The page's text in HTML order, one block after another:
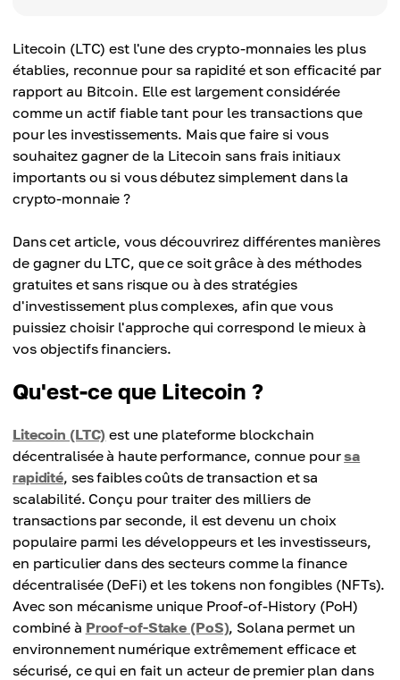
Litecoin (LTC) est l'une des crypto-monnaies les plus
établies, reconnue pour sa rapidité et son efficacité par
rapport au Bitcoin. Elle est largement considérée
comme un actif fiable tant pour les transactions que
pour les investissements. Mais que faire si vous
souhaitez gagner de la Litecoin sans frais initiaux
importants ou si vous débutez simplement dans la
crypto-monnaie ?
Dans cet article, vous découvrirez différentes manières
de gagner du LTC, que ce soit grâce à des méthodes
gratuites et sans risque ou à des stratégies
d'investissement plus complexes, afin que vous
puissiez choisir l'approche qui correspond le mieux à
vos objectifs financiers.
Qu'est-ce que Litecoin ?
Litecoin (LTC) est une plateforme blockchain
décentralisée à haute performance, connue poursa
rapidité, ses faibles coûts de transaction et sa
scalabilité. Conçu pour traiter des milliers de
transactions par seconde, il est devenu un choix
populaire parmi les développeurs et les investisseurs,
en particulier dans des secteurs comme la finance
décentralisée (DeFi) et les tokens non fongibles (NFTs).
Avec son mécanisme unique Proof-of-History (PoH)
combiné à Proof-of-Stake (PoS), Solana permet un
environnement numérique extrêmement efficace et
sécurisé, ce qui en fait un acteur de premier plan dans